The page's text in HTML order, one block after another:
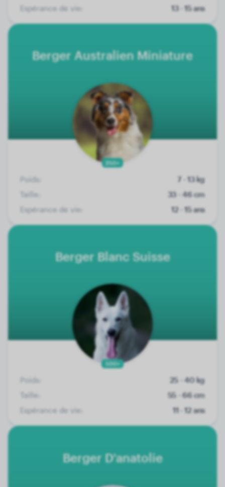
Espérance de vie:
13 - 15 ans
Berger Australien Miniature
250+
Poids:
7 - 13 kg
Taille:
33 - 46 cm
Espérance de vie:
12 - 15 ans
Berger Blanc Suisse
500+
Poids:
25 - 40 kg
Taille:
55 - 66 cm
Espérance de vie:
11 - 12 ans
Berger D'anatolie